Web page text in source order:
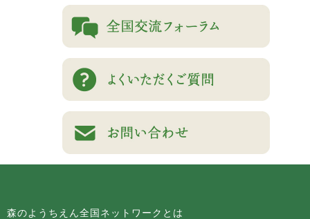
森のようちえん全国ネットワークとは